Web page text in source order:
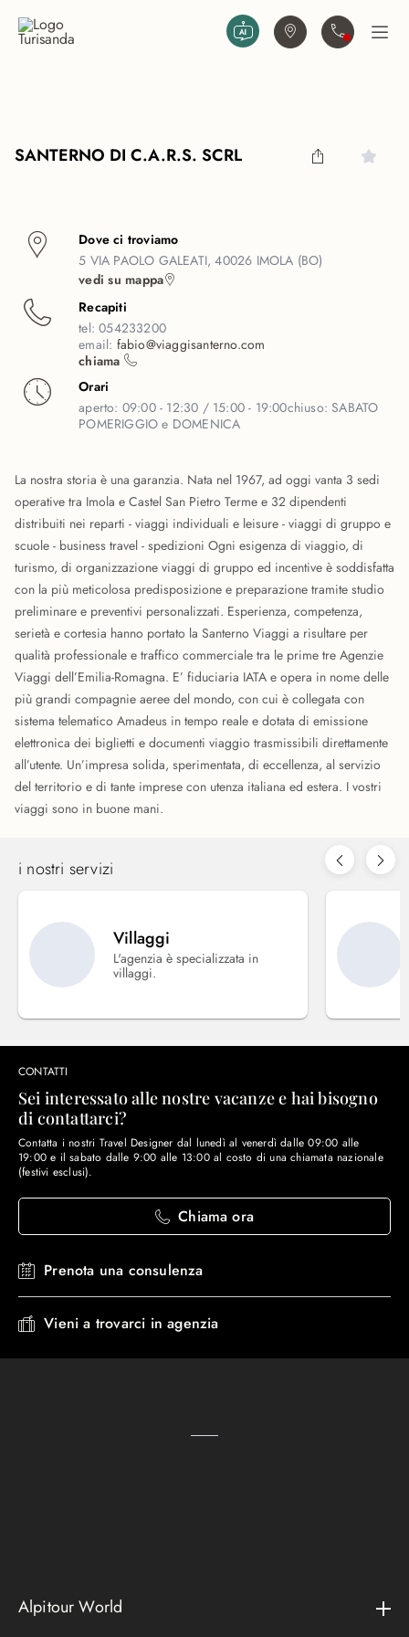
Trova agenziaContattaciApri
SANTERNO DI C.A.R.S. SCRL
Dove ci troviamo
5 VIA PAOLO GALEATI, 40026 IMOLA (BO)
vedi su mappa
Recapiti
tel:054233200
email: fabio@viaggisanterno.com
chiama
Orari
aperto: 09:00 - 12:30 / 15:00 - 19:00chiuso:SABATO
POMERIGGIO e DOMENICA
La nostra storia è una garanzia. Nata nel 1967, ad oggi vanta 3 sedi
operative tra Imola e Castel San Pietro Terme e 32 dipendenti
distribuiti nei reparti - viaggi individuali e leisure - viaggi di gruppo e
scuole - business travel - spedizioni Ogni esigenza di viaggio, di
turismo, di organizzazione viaggi di gruppo ed incentive è soddisfatta
con la più meticolosa predisposizione e preparazione tramite studio
preliminare e preventivi personalizzati. Esperienza, competenza,
serietà e cortesia hanno portato la Santerno Viaggi a risultare per
qualità professionale e traffico commerciale tra le prime tre Agenzie
Viaggi dell’Emilia-Romagna. E’ fiduciaria IATA e opera in nome delle
più grandi compagnie aeree del mondo, con cui è collegata con
sistema telematico Amadeus in tempo reale e dotata di emissione
elettronica dei biglietti e documenti viaggio trasmissibili direttamente
all’utente. Un’impresa solida, sperimentata, di eccellenza, al servizio
del territorio e di tante imprese con utenza italiana ed estera. I vostri
viaggi sono in buone mani.
i nostri servizi
Villaggi
L'agenzia è specializzata in
villaggi.
CONTATTI
Sei interessato alle nostre vacanze e hai bisogno
di contattarci?
Contatta i nostri Travel Designer dal lunedì al venerdì dalle 09:00 alle
19:00 e il sabato dalle 9:00 alle 13:00 al costo di una chiamata nazionale
(festivi esclusi).
Chiama ora
Prenota una consulenza
Vieni a trovarci in agenzia
Alpitour World